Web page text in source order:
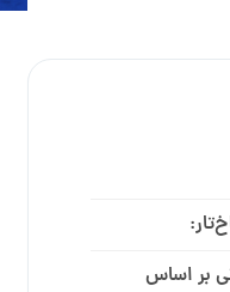
بر اساس